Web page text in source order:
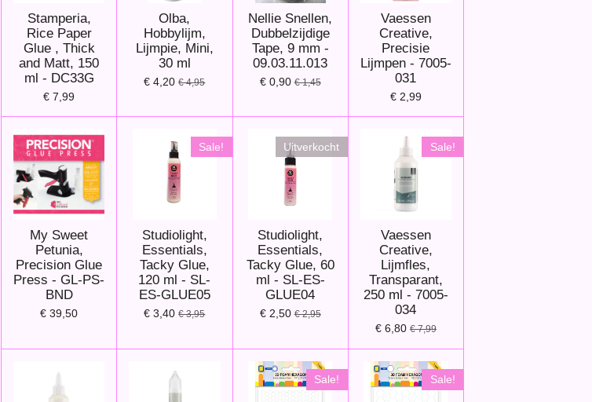
Stamperia,
Rice Paper
Glue , Thick
and Matt, 150
ml - DC33G
€ 7,99
Olba,
Hobbylijm,
Lijmpie, Mini,
30 ml
€ 4,20 € 4,95
Nellie Snellen,
Dubbelzijdige
Tape, 9 mm -
09.03.11.013
€ 0,90 € 1,45
Vaessen
Creative,
Precisie
Lijmpen - 7005-
031
€ 2,99
My Sweet
Petunia,
Precision Glue
Press - GL-PS-
BND
€ 39,50
Sale!
Studiolight,
Essentials,
Tacky Glue,
120 ml - SL-
ES-GLUE05
€ 3,40 € 3,95
Uitverkocht
Studiolight,
Essentials,
Tacky Glue, 60
ml - SL-ES-
GLUE04
€ 2,50 € 2,95
Sale!
Vaessen
Creative,
Lijmfles,
Transparant,
250 ml - 7005-
034
€ 6,80 € 7,99
Sale! Sale!